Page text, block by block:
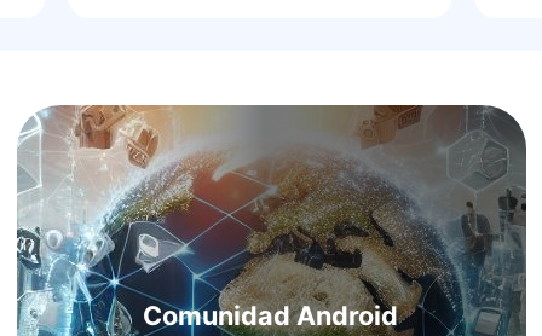
Comunidad Android